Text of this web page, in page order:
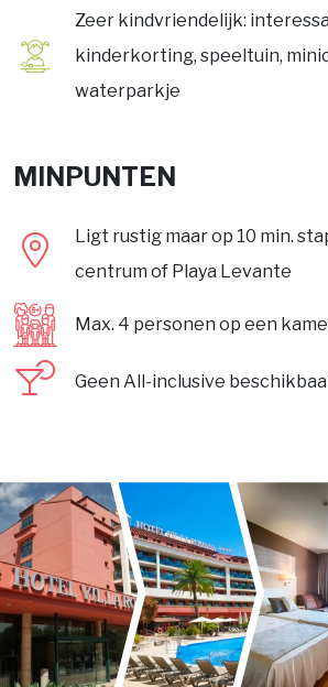
Zeer kindvriendelijk:
kinderkorting, speeltuin,
waterparkje
MINPUNTEN
Ligt rustig maar op 10 min.
centrum of Playa Levante
Max. 4 personen op een
Geen All-inclusive